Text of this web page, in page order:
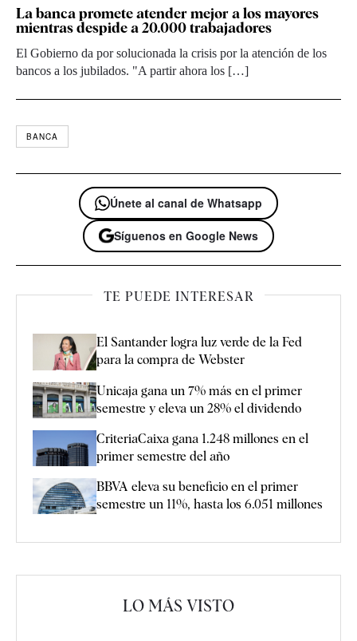
La banca promete atender mejor a los mayores
mientras despide a 20.000 trabajadores
El Gobierno da por solucionada la crisis por la atención de los
bancos a los jubilados. "A partir ahora los […]
BANCA
Únete al canal de Whatsapp
Síguenos en Google News
TE PUEDE INTERESAR
El Santander logra luz verde de la Fed
para la compra de Webster
Unicaja gana un 7% más en el primer
semestre y eleva un 28% el dividendo
CriteriaCaixa gana 1.248 millones en el
primer semestre del año
BBVA eleva su beneficio en el primer
semestre un 11%, hasta los 6.051 millones
LO MÁS VISTO